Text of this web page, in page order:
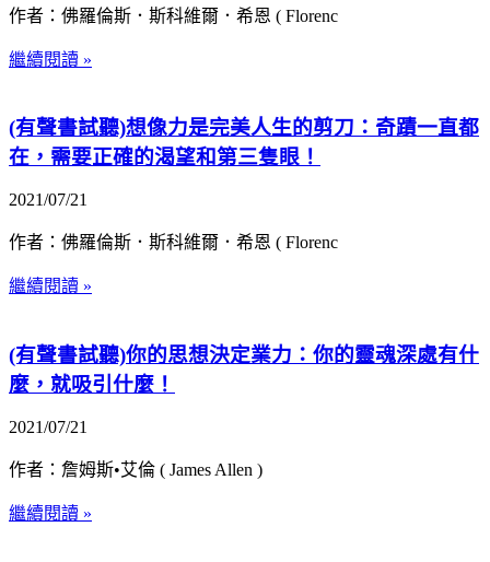
作者：佛羅倫斯．斯科維爾．希恩 ( Florenc
繼續閱讀 »
(有聲書試聽)想像力是完美人生的剪刀：奇蹟一直都
在，需要正確的渴望和第三隻眼！
2021/07/21
作者：佛羅倫斯．斯科維爾．希恩 ( Florenc
繼續閱讀 »
(有聲書試聽)你的思想決定業力：你的靈魂深處有什
麼，就吸引什麼！
2021/07/21
作者：詹姆斯•艾倫 ( James Allen )
繼續閱讀 »